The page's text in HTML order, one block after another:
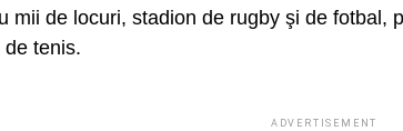
mii de locuri, stadion de rugby şi de fotbal,
tenis.
ADVERTISEMENT